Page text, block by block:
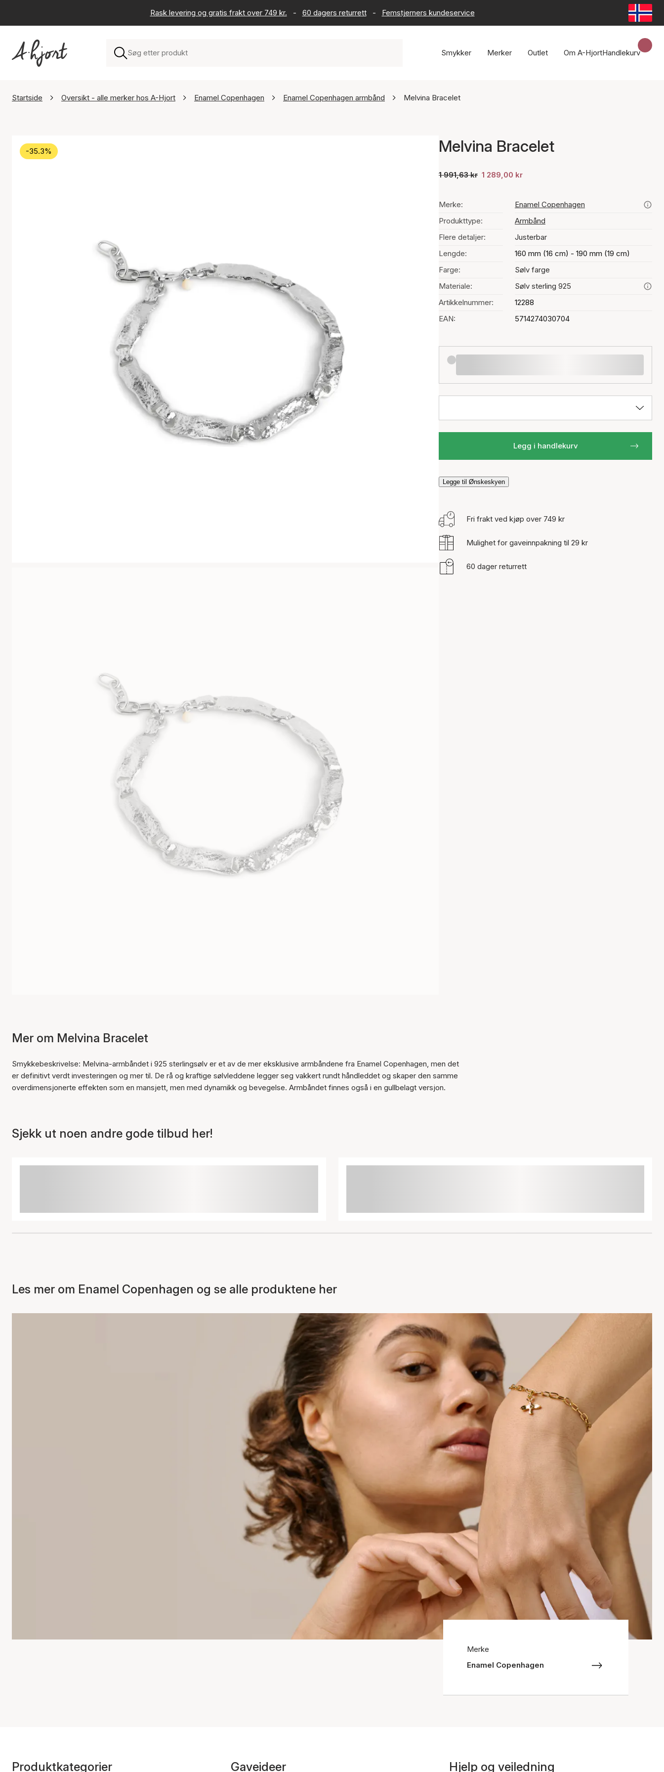
Rask levering og gratis frakt over 749 kr. - 60 dagers returrett - Femstjerners kundeservice
Smykker Merker Outlet Om A-HjortHandlekurv
Startside Oversikt - alle merker hos A-Hjort Enamel Copenhagen Enamel Copenhagen armbånd Melvina Bracelet
-35.3% Melvina Bracelet
1 991,63 kr 1 289,00 kr
Merke:
Enamel Copenhagen
Produkttype:
Armbånd
Flere detaljer:
Justerbar
Lengde:
160 mm (16 cm) - 190 mm (19 cm)
Farge:
Sølv farge
Materiale:
Sølv sterling 925
Artikkelnummer:
12288
EAN:
5714274030704
Legg i handlekurv
Legge til Ønskeskyen
Fri frakt ved kjøp over 749 kr
Mulighet for gaveinnpakning til 29 kr
60 dager returrett
Mer om Melvina Bracelet
Smykkebeskrivelse: Melvina-armbåndet i 925 sterlingsølv er et av de mer eksklusive armbåndene fra Enamel Copenhagen, men det
er definitivt verdt investeringen og mer til. De rå og kraftige sølvleddene legger seg vakkert rundt håndleddet og skaper den samme
overdimensjonerte effekten som en mansjett, men med dynamikk og bevegelse. Armbåndet finnes også i en gullbelagt versjon.
Sjekk ut noen andre gode tilbud her!
Les mer om Enamel Copenhagen og se alle produktene her
Merke
Enamel Copenhagen
Produktkategorier Gaveideer Hjelp og veiledning